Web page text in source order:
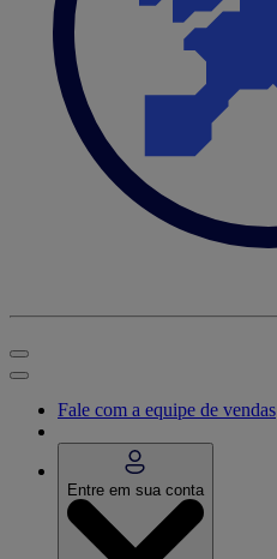
Fale com a equipe de vendas
Entre em sua conta